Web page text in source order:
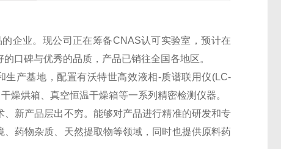
企业。现公司正在筹备CNAS认可实验室，预计在
口碑与优秀的品质，产品已销往全国各地区。
产基地，配置有沃特世高效液相-质谱联用仪(LC-
燥烘箱、真空恒温干燥箱等一系列精密检测仪器。
新产品层出不穷。能够对产品进行精准的研发和专
药物杂质、天然提取物等领域，同时也提供原料药